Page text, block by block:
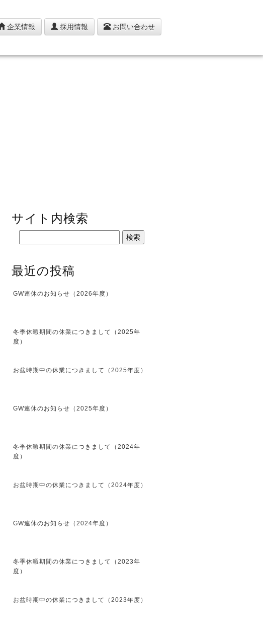
企業情報 採用情報 お問い合わせ
サイト内検索
最近の投稿
GW連休のお知らせ（2026年度）
冬季休暇期間の休業につきまして（2025年
度）
お盆時期中の休業につきまして（2025年度）
GW連休のお知らせ（2025年度）
冬季休暇期間の休業につきまして（2024年
度）
お盆時期中の休業につきまして（2024年度）
GW連休のお知らせ（2024年度）
冬季休暇期間の休業につきまして（2023年
度）
お盆時期中の休業につきまして（2023年度）